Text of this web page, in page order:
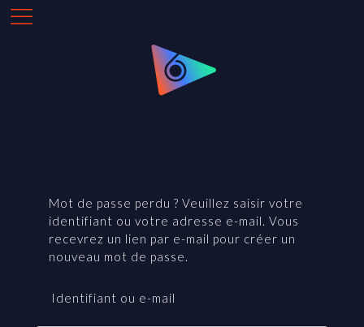
Mot de passe perdu ? Veuillez saisir votre
identifiant ou votre adresse e-mail. Vous
recevrez un lien par e-mail pour créer un
nouveau mot de passe.
Identifiant ou e-mail